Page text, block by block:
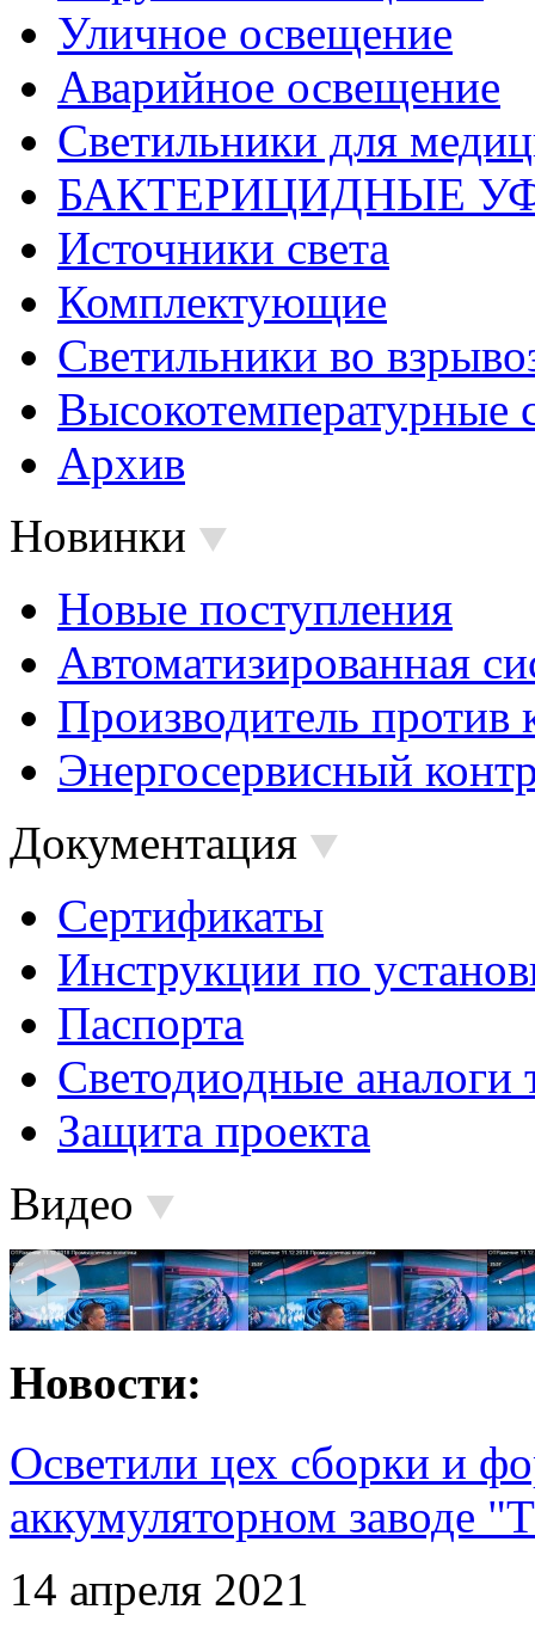
Уличное освещение
Аварийное освещение
Светильники для
БАКТЕРИЦИДНЫЕ
Источники света
Комплектующие
Светильники во
Высокотемпературные
Архив
Новинки
Новые поступления
Автоматизированная
Производитель против
Энергосервисный
Документация
Сертификаты
Инструкции по
Паспорта
Светодиодные аналоги
Защита проекта
Видео
Новости:
Осветили цех сборки и
аккумуляторном заводе
14 апреля 2021